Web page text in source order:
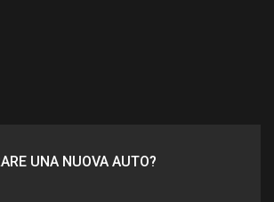
UNA NUOVA AUTO?